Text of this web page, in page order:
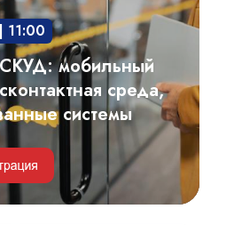
11:00
мобильный
среда,
системы